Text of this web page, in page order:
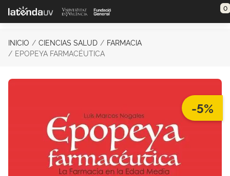
Saltar al contenido principal 0
INICIO CIENCIAS SALUD
FARMACIA
EPOPEYA FARMACÉUTICA
-5%